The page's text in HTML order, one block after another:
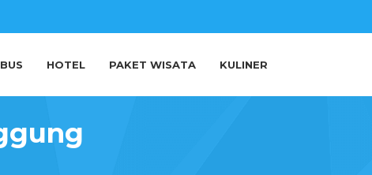
HOTEL PAKET WISATA KULINER